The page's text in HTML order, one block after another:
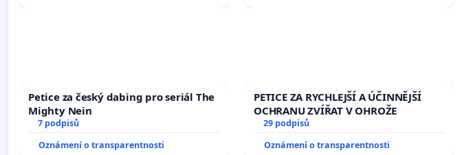
Petice za český dabing pro seriál The
Mighty Nein
7 podpisů
Oznámení o transparentnosti
PETICE ZA RYCHLEJŠÍ A ÚČINNĚJŠÍ
OCHRANU ZVÍŘAT V OHROŽE
29 podpisů
Oznámení o transparentnosti